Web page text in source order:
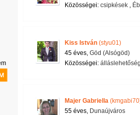
Közösségei: csipkések ,
Kiss István (styu01)
45 éves, Göd (Alsógöd)
Közösségei:
Majer Gabriella
55 éves, Dunaújváros